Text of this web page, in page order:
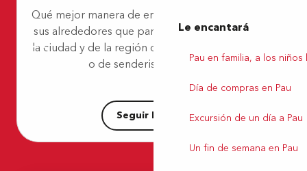
Le encantará
Pau en familia, a los niños
Día de compras en Pau
Excursión de un día a Pau
Un fin de semana en Pau
Maison pour Tous Léo Lagrange - Loisirs pour tous
Sports Loisirs Outdoor
Parc Aquasports - Stade d'Eaux Vives Pau-Pyrénées
La Belle Escapade
Agence Bivouac
Qué mejor manera de entender y descubrir Pau y
sus alrededores que partir con un conocedor de
la ciudad y de la región de Béarn. Guías turísticos
o de senderismo, sabrán...
Seguir leyendo